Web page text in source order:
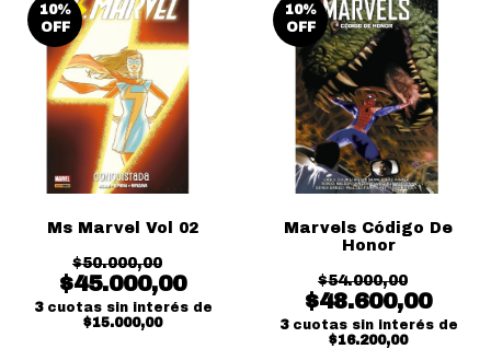
10%
OFF
Ms Marvel Vol 02
$50.000,00
$45.000,00
3 cuotas sin interés de
$15.000,00
10%
OFF
Marvels Código De
Honor
$54.000,00
$48.600,00
3 cuotas sin interés de
$16.200,00